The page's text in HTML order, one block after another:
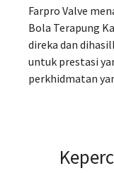
Farpro Valve
Bola Terapung
direka dan
untuk prestasi
perkhidmatan